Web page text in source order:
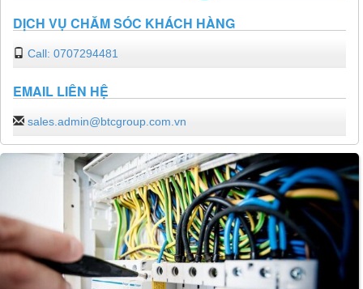
DỊCH VỤ CHĂM SÓC KHÁCH HÀNG
Call: 0707294481
EMAIL LIÊN HỆ
sales.admin@btcgroup.com.vn